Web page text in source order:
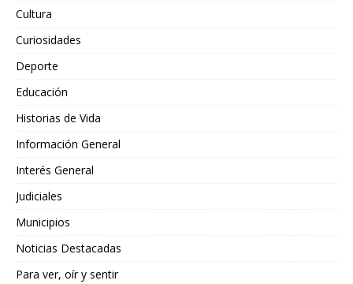
Cultura
Curiosidades
Deporte
Educación
Historias de Vida
Información General
Interés General
Judiciales
Municipios
Noticias Destacadas
Para ver, oír y sentir